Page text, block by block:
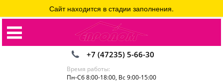
+7 (47235) 5-66-30
Время работы:
Пн-Сб 8:00-18:00, Вс 9:00-15:00
Сайт находится в стадии заполнения.